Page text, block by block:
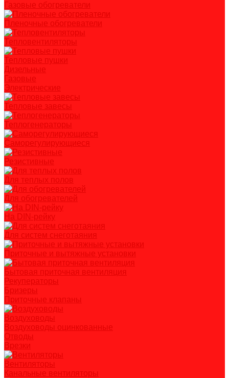
Газовые обогреватели
Пленочные обогреватели
Тепловентиляторы
Тепловые пушки
Дизельные
Газовые
Электрические
Тепловые завесы
Теплогенераторы
Саморегулирующиеся
Резистивные
Для теплых полов
Для обогревателей
На DIN-рейку
Для систем снеготаяния
Приточные и вытяжные установки
Бытовая приточная вентиляция
Рекуператоры
Бризеры
Приточные клапаны
Воздуховоды
Воздуховоды оцинкованные
Отводы
Врезки
Вентиляторы
Канальные вентиляторы